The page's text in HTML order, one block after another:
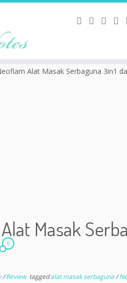
Alat Masak Serbaguna 3in1
Masak
11
/Review taggedalat masak serbaguna/